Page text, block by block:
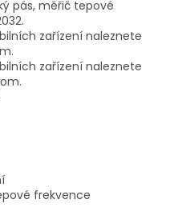
pás, měřič tepové
zařízení naleznete
zařízení naleznete
frekvence